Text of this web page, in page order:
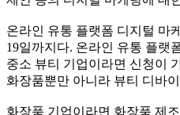
온라인 유통 플랫폼 디지털 마
19일까지다. 온라인 유통 플랫
중소 뷰티 기업이라면 신청이
화장품뿐만 아니라 뷰티 디바
화장품 기업이라면 화장품 제